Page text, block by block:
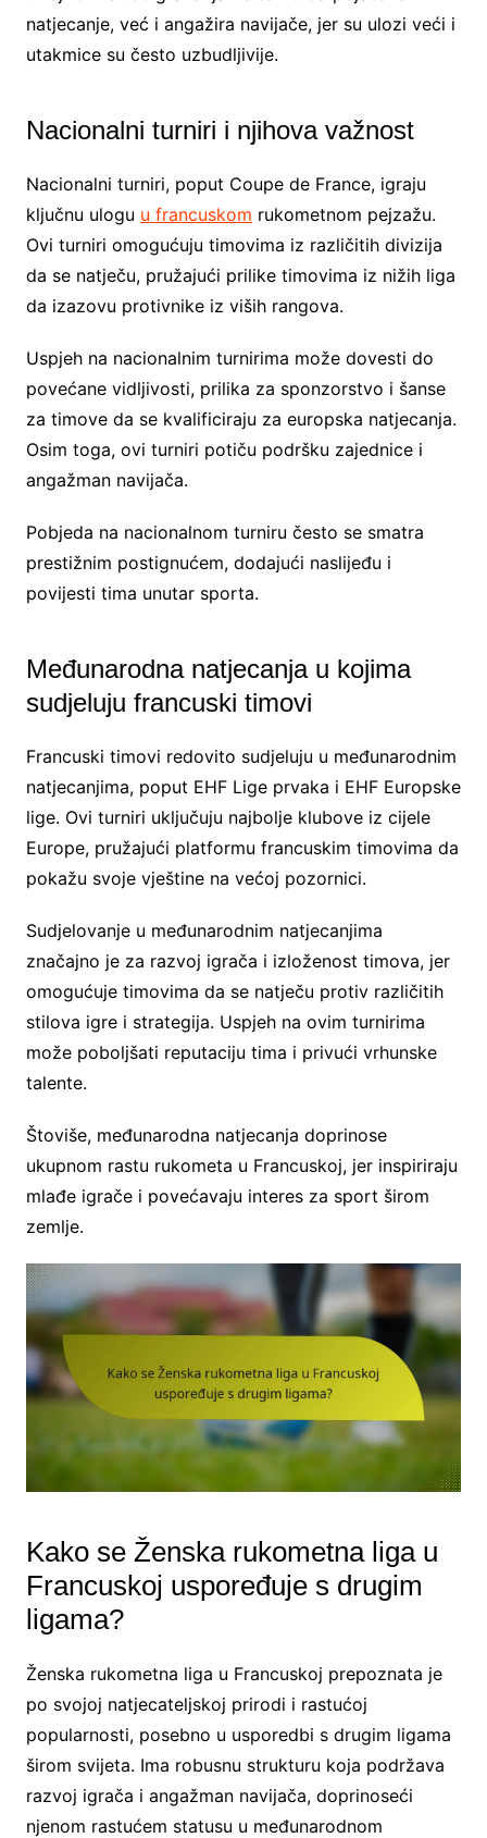
natjecanje, već i angažira navijače, jer su ulozi veći i
utakmice su često uzbudljivije.
Nacionalni turniri i njihova važnost
Nacionalni turniri, poput Coupe de France, igraju
ključnu ulogu u francuskom rukometnom pejzažu.
Ovi turniri omogućuju timovima iz različitih divizija
da se natječu, pružajući prilike timovima iz nižih liga
da izazovu protivnike iz viših rangova.
Uspjeh na nacionalnim turnirima može dovesti do
povećane vidljivosti, prilika za sponzorstvo i šanse
za timove da se kvalificiraju za europska natjecanja.
Osim toga, ovi turniri potiču podršku zajednice i
angažman navijača.
Pobjeda na nacionalnom turniru često se smatra
prestižnim postignućem, dodajući naslijeđu i
povijesti tima unutar sporta.
Međunarodna natjecanja u kojima
sudjeluju francuski timovi
Francuski timovi redovito sudjeluju u međunarodnim
natjecanjima, poput EHF Lige prvaka i EHF Europske
lige. Ovi turniri uključuju najbolje klubove iz cijele
Europe, pružajući platformu francuskim timovima da
pokažu svoje vještine na većoj pozornici.
Sudjelovanje u međunarodnim natjecanjima
značajno je za razvoj igrača i izloženost timova, jer
omogućuje timovima da se natječu protiv različitih
stilova igre i strategija. Uspjeh na ovim turnirima
može poboljšati reputaciju tima i privući vrhunske
talente.
Štoviše, međunarodna natjecanja doprinose
ukupnom rastu rukometa u Francuskoj, jer inspiriraju
mlađe igrače i povećavaju interes za sport širom
zemlje.
Kako se Ženska rukometna liga u
Francuskoj uspoređuje s drugim
ligama?
Ženska rukometna liga u Francuskoj prepoznata je
po svojoj natjecateljskoj prirodi i rastućoj
popularnosti, posebno u usporedbi s drugim ligama
širom svijeta. Ima robusnu strukturu koja podržava
razvoj igrača i angažman navijača, doprinoseći
njenom rastućem statusu u međunarodnom